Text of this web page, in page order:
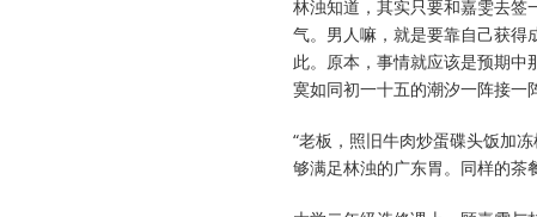
林浊知道，其实只要和嘉雯去签
气。男人嘛，就是要靠自己获得
此。原本，事情就应该是预期中
寞如同初一十五的潮汐一阵接一
“老板，照旧牛肉炒蛋碟头饭加
够满足林浊的广东胃。同样的茶